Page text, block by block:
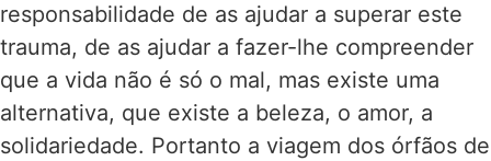
responsabilidade de as ajudar a superar este
trauma, de as ajudar a fazer-lhe compreender
que a vida não é só o mal, mas existe uma
alternativa, que existe a beleza, o amor, a
solidariedade. Portanto a viagem dos órfãos de